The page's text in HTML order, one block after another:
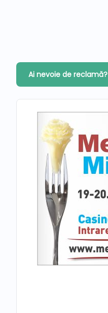
Ai nevoie de reclamă?